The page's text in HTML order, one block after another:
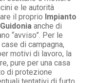
e le autorità
il proprio Impianto
anche di
“avviso”. Per le
di campagna,
motivi di lavoro, la
pure per una casa
di protezione
tentativi di furto